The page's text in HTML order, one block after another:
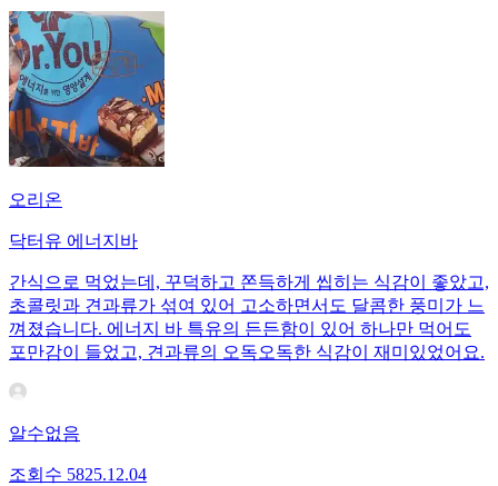
오리온
닥터유 에너지바
간식으로 먹었는데, 꾸덕하고 쫀득하게 씹히는 식감이 좋았고,
초콜릿과 견과류가 섞여 있어 고소하면서도 달콤한 풍미가 느
껴졌습니다. 에너지 바 특유의 든든함이 있어 하나만 먹어도
포만감이 들었고, 견과류의 오독오독한 식감이 재미있었어요.
알수없음
조회수 5825.12.04